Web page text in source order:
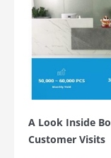
A Look Inside
Customer Visits